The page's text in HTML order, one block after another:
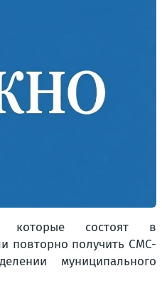
которые состоят в
повторно получить СМС-
муниципального